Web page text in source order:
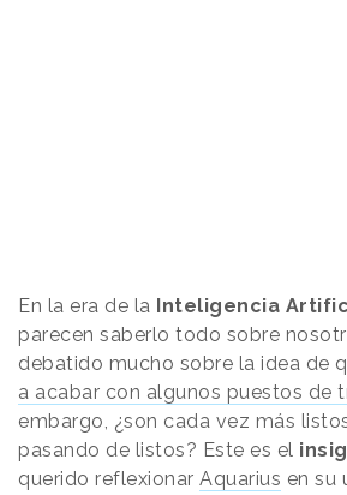
En la era de la Inteligencia
parecen saberlo todo sobre
debatido mucho sobre la idea de
a acabar con algunos puestos de
embargo, ¿son cada vez más
pasando de listos? Este es el
querido reflexionar Aquarius en su